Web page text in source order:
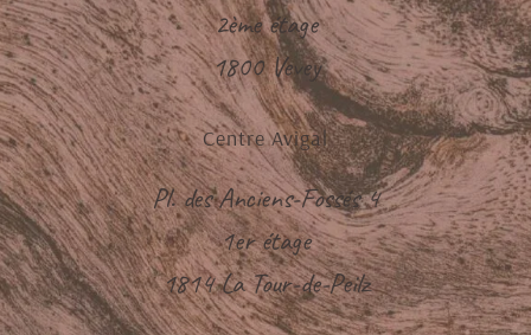
2ème étage
1800 Vevey
Centre Avigal
Pl. des Anciens-Fossés 4
1er étage
1814 La Tour-de-Peilz